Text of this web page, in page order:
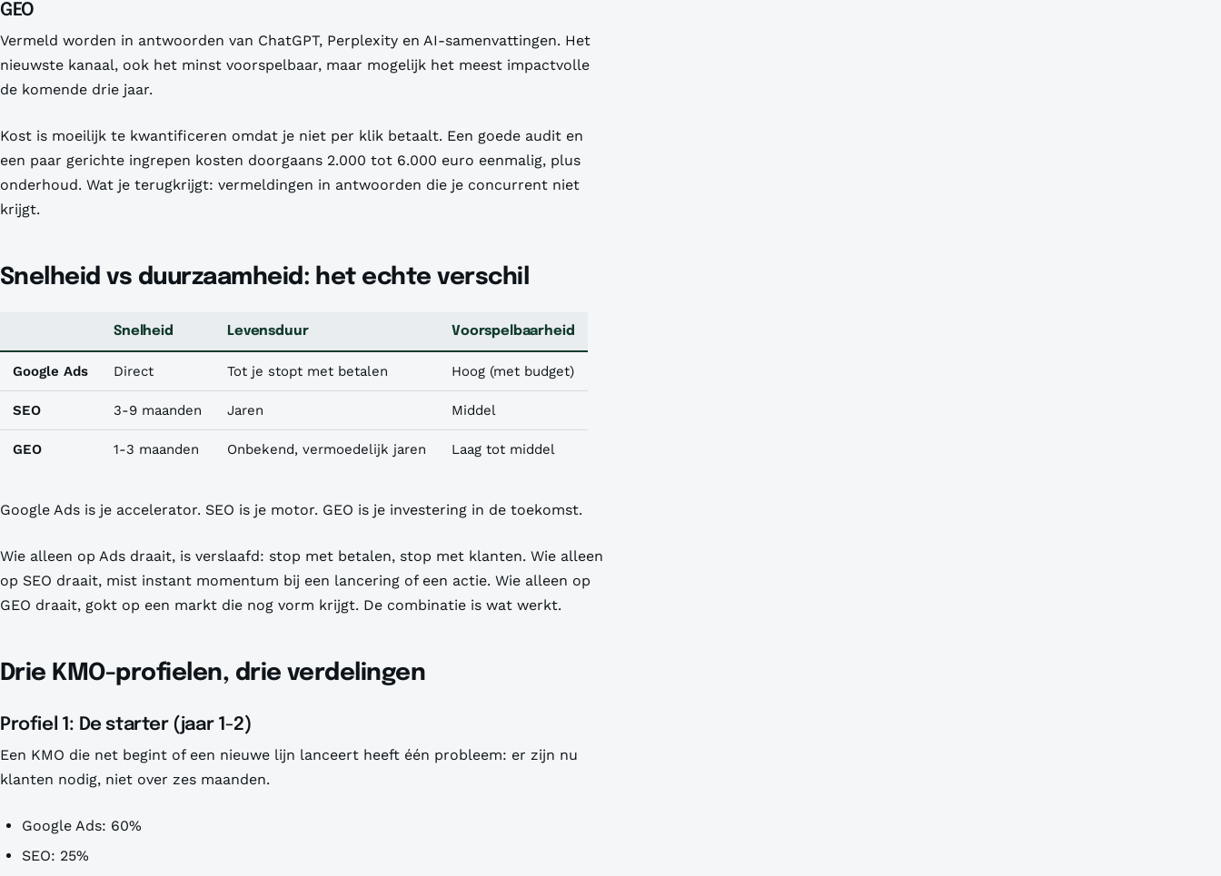
GEO
Vermeld worden in antwoorden van ChatGPT, Perplexity en AI-samenvattingen. Het
nieuwste kanaal, ook het minst voorspelbaar, maar mogelijk het meest impactvolle
de komende drie jaar.
Kost is moeilijk te kwantificeren omdat je niet per klik betaalt. Een goede audit en
een paar gerichte ingrepen kosten doorgaans 2.000 tot 6.000 euro eenmalig, plus
onderhoud. Wat je terugkrijgt: vermeldingen in antwoorden die je concurrent niet
krijgt.
Snelheid vs duurzaamheid: het echte verschil
Snelheid Levensduur Voorspelbaarheid
Google Ads Direct Tot je stopt met betalen Hoog (met budget)
SEO 3-9 maanden Jaren Middel
GEO 1-3 maanden Onbekend, vermoedelijk jaren Laag tot middel
Google Ads is je accelerator. SEO is je motor. GEO is je investering in de toekomst.
Wie alleen op Ads draait, is verslaafd: stop met betalen, stop met klanten. Wie alleen
op SEO draait, mist instant momentum bij een lancering of een actie. Wie alleen op
GEO draait, gokt op een markt die nog vorm krijgt. De combinatie is wat werkt.
Drie KMO-profielen, drie verdelingen
Profiel 1: De starter (jaar 1-2)
Een KMO die net begint of een nieuwe lijn lanceert heeft één probleem: er zijn nu
klanten nodig, niet over zes maanden.
Google Ads: 60%
SEO: 25%